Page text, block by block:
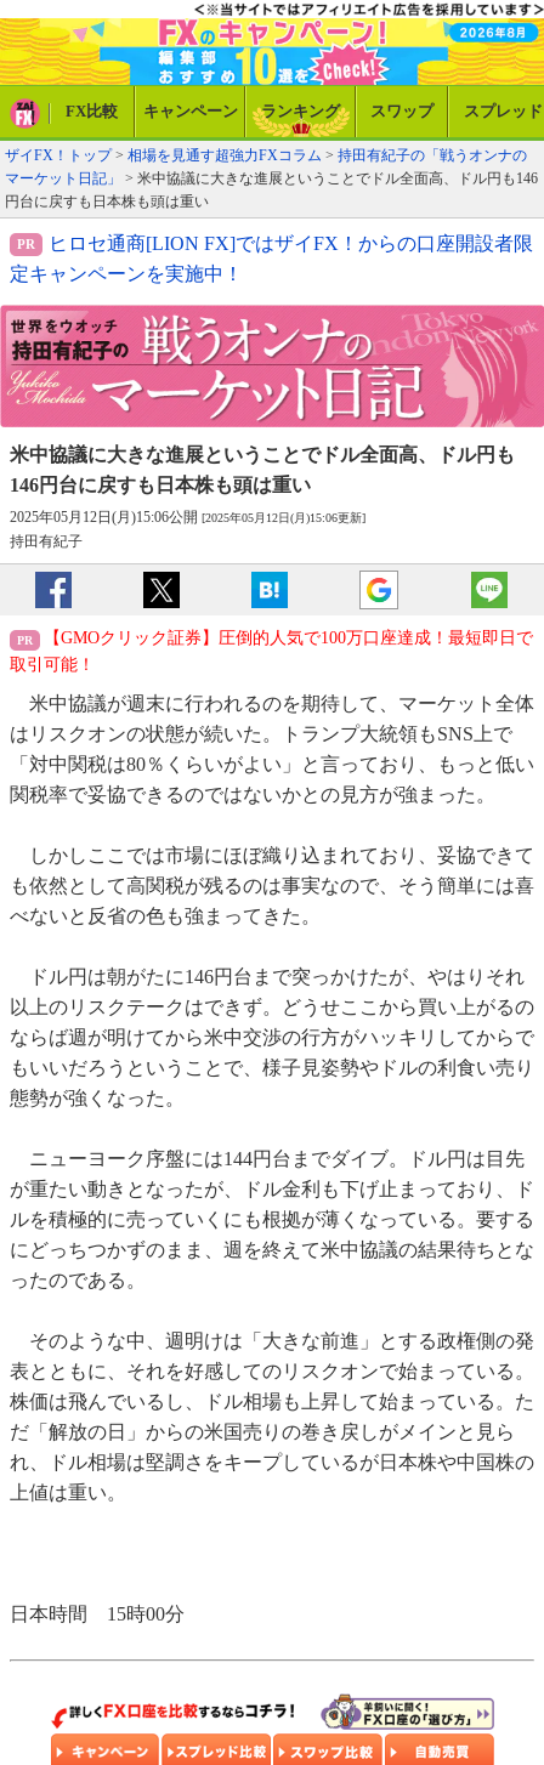
FX比較 キャンペーン ランキング スワップ スプレッド
ザイFX！トップ> 相場を見通す超強力FXコラム > 持田有紀子の「戦うオンナの
マーケット日記」
> 米中協議に大きな進展ということでドル全面高、ドル円も146
円台に戻すも日本株も頭は重い
ヒロセ通商[LION FX]ではザイFX！からの口座開設者限
定キャンペーンを実施中！
米中協議に大きな進展ということでドル全面高、
ドル円も
146円台に戻すも日本株も頭は重い
2025年05月12日(月)15:06公開 [2025年05月12日(月)15:06更新]
持田有紀子
【GMOクリック証券】圧倒的人気で100万口座達成！最短即日で
取引可能！
米中協議が週末に行われるのを期待して、マーケット全体
はリスクオンの状態が続いた。トランプ大統領もSNS上で
「対中関税は80％くらいがよい」と言っており、もっと低い
関税率で妥協できるのではないかとの見方が強まった。
しかしここでは市場にほぼ織り込まれており、妥協できて
も依然として高関税が残るのは事実なので、そう簡単には喜
べないと反省の色も強まってきた。
ドル円は朝がたに146円台まで突っかけたが、やはりそれ
以上のリスクテークはできず。どうせここから買い上がるの
ならば週が明けてから米中交渉の行方がハッキリしてからで
もいいだろうということで、様子見姿勢やドルの利食い売り
態勢が強くなった。
ニューヨーク序盤には144円台までダイブ。ドル円は目先
が重たい動きとなったが、ドル金利も下げ止まっており、ド
ルを積極的に売っていくにも根拠が薄くなっている。要する
にどっちつかずのまま、週を終えて米中協議の結果待ちとな
ったのである。
そのような中、週明けは「大きな前進」とする政権側の発
表とともに、それを好感してのリスクオンで始まっている。
株価は飛んでいるし、ドル相場も上昇して始まっている。た
だ「解放の日」からの米国売りの巻き戻しがメインと見ら
れ、ドル相場は堅調さをキープしているが日本株や中国株の
上値は重い。
日本時間 15時00分